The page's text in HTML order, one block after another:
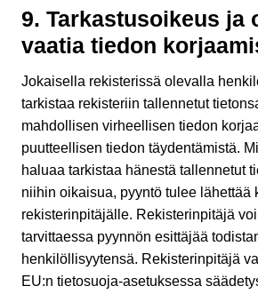
9. Tarkastusoikeus ja
vaatia tiedon
Jokaisella rekisterissä olevalla
tarkistaa rekisteriin tallennetut
mahdollisen virheellisen tiedon
puutteellisen tiedon täydentämistä.
haluaa tarkistaa hänestä tallennetut
niihin oikaisua, pyyntö tulee lähettää
rekisterinpitäjälle. Rekisterinpitäjä
tarvittaessa pyynnön esittäjää
henkilöllisyytensä. Rekisterinpitäjä
EU:n tietosuoja-asetuksessa